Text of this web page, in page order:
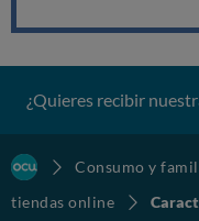
¿Quieres recibir
Consumo y
tiendas online